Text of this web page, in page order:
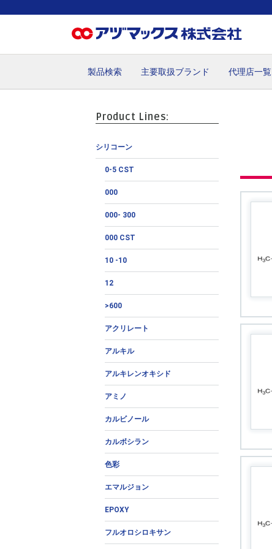
製品検索 主要取扱ブランド 代理店一覧
Product Lines:
シリコーン
0-5 CST
000
000- 300
000 CST
10 -10
12
>600
アクリレート
アルキル
アルキレンオキシド
アミノ
カルビノール
カルボシラン
色彩
エマルジョン
EPOXY
フルオロシロキサン